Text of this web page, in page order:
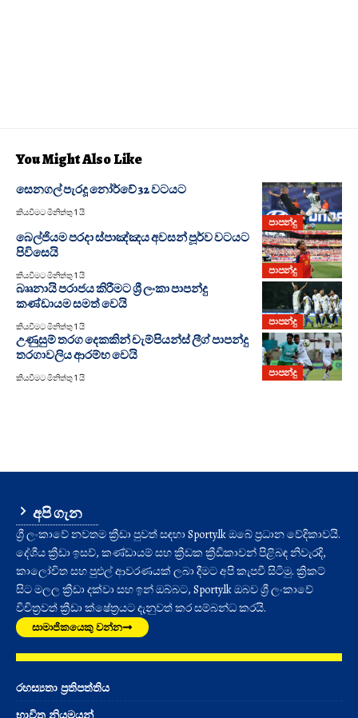
You Might Also Like
පාපන්දු
සෙනගල් පැරදූ නෝර්වේ 32 වටයට
කියවීමට මිනිත්තු 1 යි
පාපන්දු
බෙල්ජියම පරදා ස්පාඤ්ඤය අවසන් පූර්ව වටයට
පිවිසෙයි
කියවීමට මිනිත්තු 1 යි
පාපන්දු
බෘෘනායි පරාජය කිරීමට ශ්‍රී ලංකා පාපන්දු
කණ්ඩායම සමත් වෙයි
කියවීමට මිනිත්තු 1 යි
පාපන්දු
උණුසුම් තරග දෙකකින් චැම්පියන්ස් ලීග් පාපන්දු
තරගාවලිය ආරම්භ වෙයි
කියවීමට මිනිත්තු 1 යි
අපි ගැන
ශ්‍රී ලංකාවේ නවතම ක්‍රීඩා පුවත් සඳහා Sporty.lk ඔබේ ප්‍රධාන වේදිකාවයි.
දේශීය ක්‍රීඩා ඉසව්, කණ්ඩායම් සහ ක්‍රීඩක ක්‍රීඩිකාවන් පිළිබඳ නිවැරදි,
කාලෝචිත සහ පුළුල් ආවරණයක් ලබා දීමට අපි කැපවී සිටිමු. ක්‍රිකට්
සිට මලල ක්‍රීඩා දක්වා සහ ඉන් ඔබ්බට, Sporty.lk ඔබව ශ්‍රී ලංකාවේ
විචිත්‍රවත් ක්‍රීඩා ක්ෂේත්‍රයට දැනුවත් කර සම්බන්ධ කරයි.
සාමාජිකයෙකු වන්න
රහස්‍යතා ප්‍රතිපත්තිය
භාවිත නියමයන්